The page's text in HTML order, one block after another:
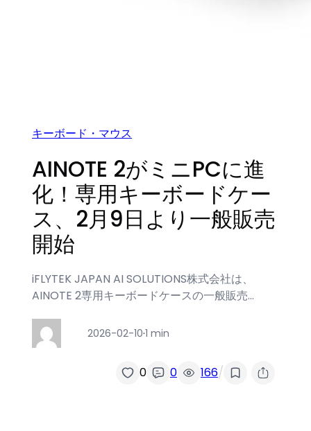
キーボード・マウス
AINOTE 2がミニPCに進
化！専用キーボードケー
ス、2月9日より一般販売
開始
iFLYTEK JAPAN AI SOLUTIONS株式会社は、
AINOTE 2専用キーボードケースの一般販売…
2026-02-10·1 min
0 0 166/